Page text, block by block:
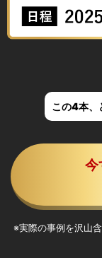
この4本、
今
※実際の事例を沢山